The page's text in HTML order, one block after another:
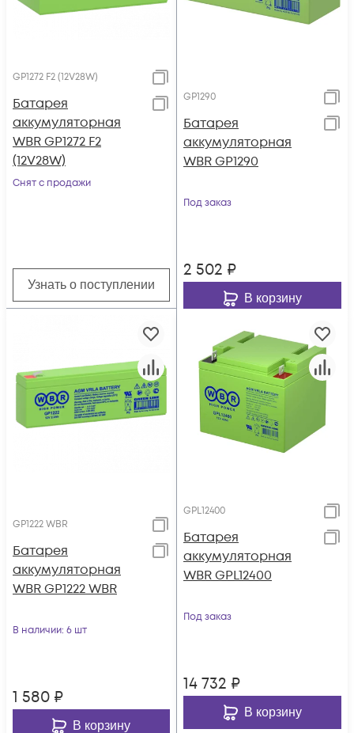
GP1272 F2 (12V28W)
Батарея
аккумуляторная
WBR GP1272 F2
(12V28W)
Снят с продажи
Узнать о поступлении
GP1290
Батарея
аккумуляторная
WBR GP1290
Под заказ
2 502 ₽
В корзину
GP1222 WBR
Батарея
аккумуляторная
WBR GP1222 WBR
В наличии: 6 шт
1 580 ₽
В корзину
GPL12400
Батарея
аккумуляторная
WBR GPL12400
Под заказ
14 732 ₽
В корзину